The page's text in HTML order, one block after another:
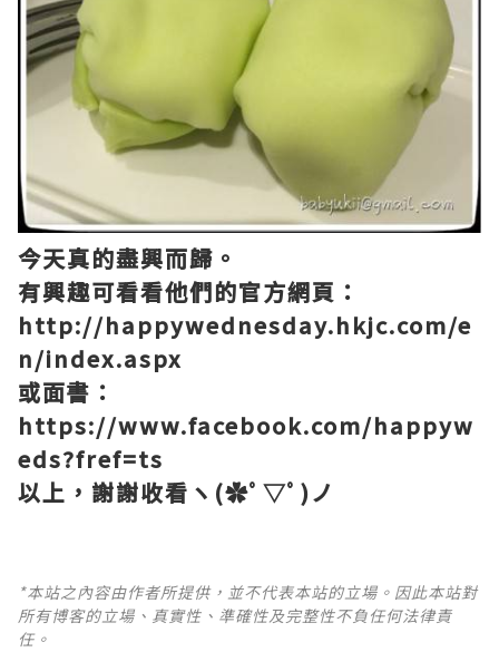
今天真的盡興而歸。
有興趣可看看他們的官方網頁：
http://happywednesday.hkjc.com/e
n/index.aspx
或面書：
https://www.facebook.com/happyw
eds?fref=ts
以上，謝謝收看ヽ(✿ﾟ▽ﾟ)ノ
*本站之內容由作者所提供，並不代表本站的立場。因此本站對
所有博客的立場、真實性、準確性及完整性不負任何法律責
任。